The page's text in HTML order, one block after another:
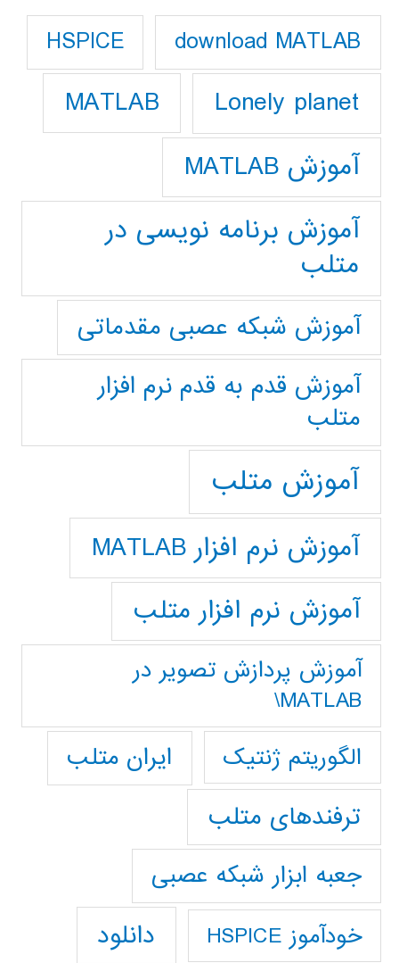
download MATLAB
HSPICE
Lonely planet
MATLAB
آموزش MATLAB
آموزش برنامه نویسی در
متلب
آموزش شبکه عصبی مقدماتی
آموزش قدم به قدم نرم افزار
متلب
آموزش متلب
آموزش نرم افزار MATLAB
آموزش نرم افزار متلب
آموزش پردازش تصوير در
MATLAB\
الگوریتم ژنتیک
ایران متلب
ترفندهای متلب
جعبه ابزار شبکه عصبی
خودآموز HSPICE دانلود